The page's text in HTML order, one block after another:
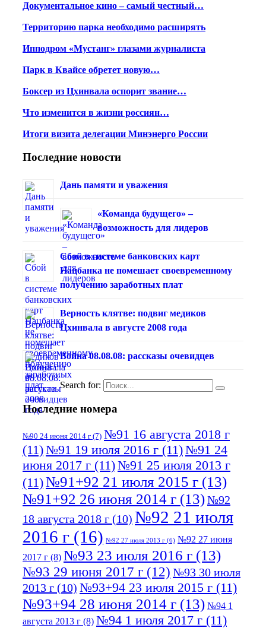
Документальное кино – самый честный…
Территорию парка необходимо расширять
Ипподром «Мустанг» глазами журналиста
Парк в Квайсе обретет новую…
Боксер из Цхинвала оспорит звание…
Что изменится в жизни россиян…
Итоги визита делегации Минэнерго России
Последние новости
Дань памяти и уважения
«Команда будущего» –
возможность для лидеров
Сбой в системе банковских карт
Нацбанка не помешает своевременному
получению заработных плат
Верность клятве: подвиг медиков
Цхинвала в августе 2008 года
Война 08.08.08: рассказы очевидцев
Search for:
Последние номера
№90 24 июня 2014 г (7) №91 16 августа 2018 г
(11)№91 19 июля 2016 г (11)№91 24
июня 2017 г (11)№91 25 июля 2013 г
(11)№91+92 21 июля 2015 г (13)
№91+92 26 июня 2014 г (13)№92
18 августа 2018 г (10) №92 21 июля
2016 г (16) №92 27 июля 2013 г (6) №92 27 июня
2017 г (8) №93 23 июля 2016 г (13)
№93 29 июня 2017 г (12) №93 30 июля
2013 г (10) №93+94 23 июля 2015 г (11)
№93+94 28 июня 2014 г (13) №94 1
августа 2013 г (8) №94 1 июля 2017 г (11)